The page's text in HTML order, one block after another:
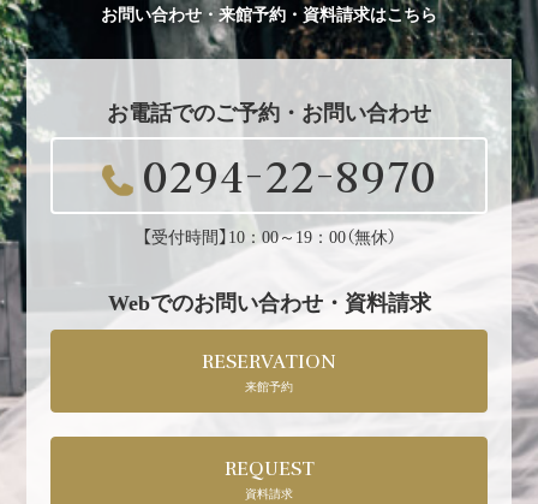
お問い合わせ・来館予約・資料請求はこちら
お電話でのご予約・お問い合わせ
0294-22-8970
【受付時間】10：00～19：00（無休）
Webでのお問い合わせ・資料請求
RESERVATION
来館予約
REQUEST
資料請求